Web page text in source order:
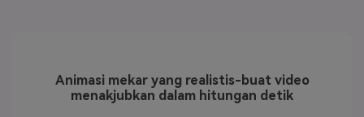
menakjubkan dalam hitungan detik
Efek mekar ai
Langsung mengubah foto apa pun